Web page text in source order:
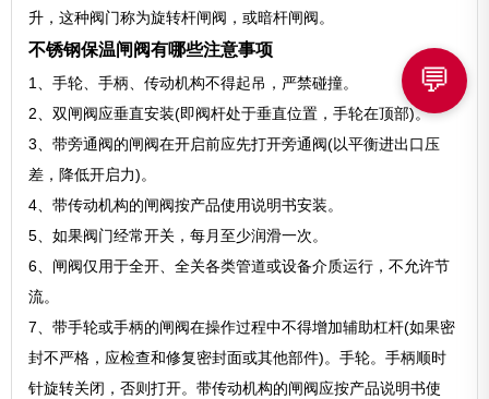
升，这种阀门称为旋转杆闸阀，或暗杆闸阀。
不锈钢保温闸阀有哪些注意事项
1、手轮、手柄、传动机构不得起吊，严禁碰撞。
2、双闸阀应垂直安装(即阀杆处于垂直位置，手轮在顶部)。
3、带旁通阀的闸阀在开启前应先打开旁通阀(以平衡进出口压
差，降低开启力)。
4、带传动机构的闸阀按产品使用说明书安装。
5、如果阀门经常开关，每月至少润滑一次。
6、闸阀仅用于全开、全关各类管道或设备介质运行，不允许节
流。
7、带手轮或手柄的闸阀在操作过程中不得增加辅助杠杆(如果密
封不严格，应检查和修复密封面或其他部件)。手轮。手柄顺时
针旋转关闭，否则打开。带传动机构的闸阀应按产品说明书使
💬